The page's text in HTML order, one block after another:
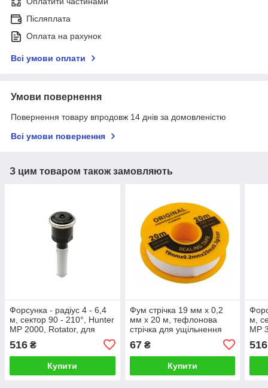
Післяплата
Оплата на рахунок
Всі умови оплати
Умови повернення
Повернення товару впродовж 14 днів за домовленістю
Всі умови повернення
З цим товаром також замовляють
Форсунка - радіус 4 - 6,4
м, сектор 90 - 210°, Hunter
MP 2000, Rotator, для
516 ₴
Купити
Фум стрічка 19 мм х 0,2
мм х 20 м, тефлонова
стрічка для ущільнення
широка, PROFI
67₴
Купити
м,
MP
516